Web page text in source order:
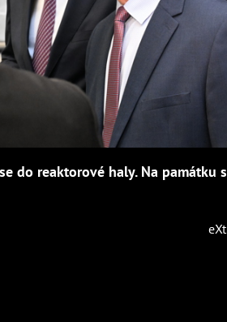
do reaktorové haly. Na památku